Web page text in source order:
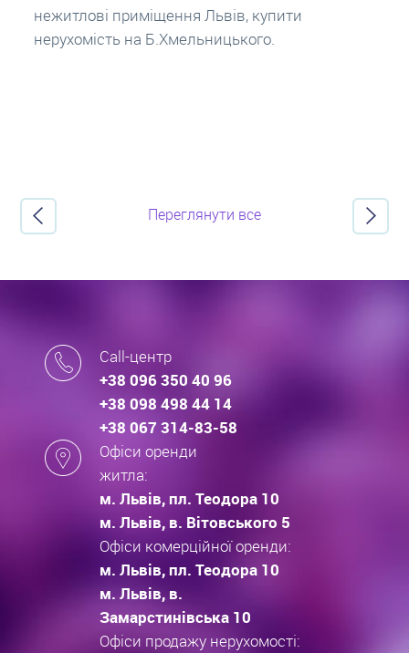
потрібно знати? Консультація від Експертів
про іпотечні кредити.
Переглянути все
Call-центр
+38 096 350 40 96
+38 098 498 44 14
+38 067 314-83-58
Офіси оренди
житла:
м. Львів, пл. Теодора 10
м. Львів, в. Вітовського 5
Офіси комерційної оренди:
м. Львів, пл. Теодора 10
м. Львів, в.
Замарстинівська 10
Офіси продажу нерухомості: